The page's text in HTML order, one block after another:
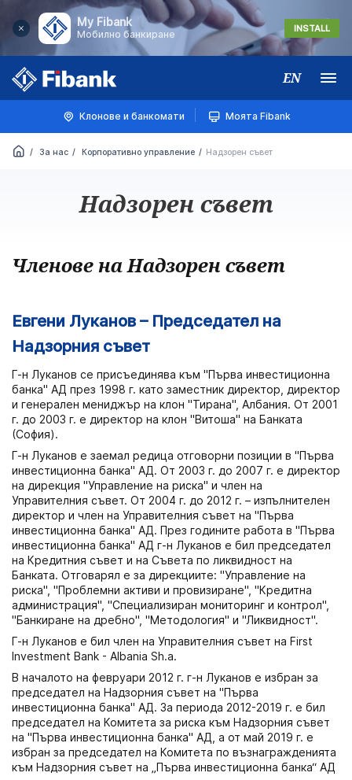
My Fibank
Мобилно банкиране
INSTALL
EN Меню
Клонове и банкомати Моята Fibank
За нас Корпоративно управление Надзорен съвет
Надзорен съвет
Членове на Надзорен съвет
Евгени Луканов – Председател на
Надзорния съвет
Г-н Луканов се присъединява към "Първа инвестиционна
банка" АД през 1998 г. като заместник директор, директор
и генерален мениджър на клон "Тирана", Албания. От 2001
г. до 2003 г. е директор на клон "Витоша" на Банката
(София).
Г-н Луканов е заемал редица отговорни позиции в "Първа
инвестиционна банка" АД. От 2003 г. до 2007 г. е директор
на дирекция "Управление на риска" и член на
Управителния съвет. От 2004 г. до 2012 г. – изпълнителен
директор и член на Управителния съвет на "Първа
инвестиционна банка" АД. През годините работа в "Първа
инвестиционна банка" АД г-н Луканов е бил председател
на Кредитния съвет и на Съвета по ликвидност на
Банката. Отговарял е за дирекциите: "Управление на
риска", "Проблемни активи и провизиране", "Кредитна
администрация", "Специализиран мониторинг и контрол",
"Банкиране на дребно", "Методология" и "Ликвидност".
Г-н Луканов е бил член на Управителния съвет на First
Investment Bank - Albania Sh.a.
В началото на февруари 2012 г. г-н Луканов е избран за
председател на Надзорния съвет на "Първа
инвестиционна банка" АД. За периода 2012-2019 г. е бил
председател на Комитета за риска към Надзорния съвет
на "Първа инвестиционна банка" АД, а от май 2019 г. е
избран за председател на Комитета по възнагражденията
към Надзорния съвет на „Първа инвестиционна банка“ АД